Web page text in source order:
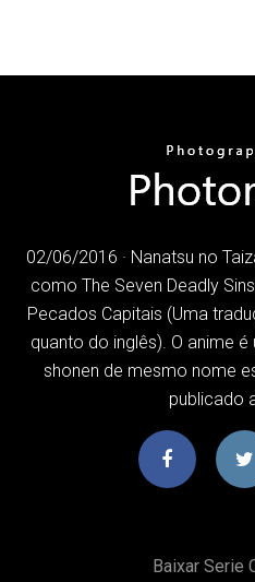
02/06/2016 · Nanatsu no
como The Seven Deadly
Pecados Capitais (Uma
quanto do inglês). O anime
shonen de mesmo nome
publicado
Baixar Serie